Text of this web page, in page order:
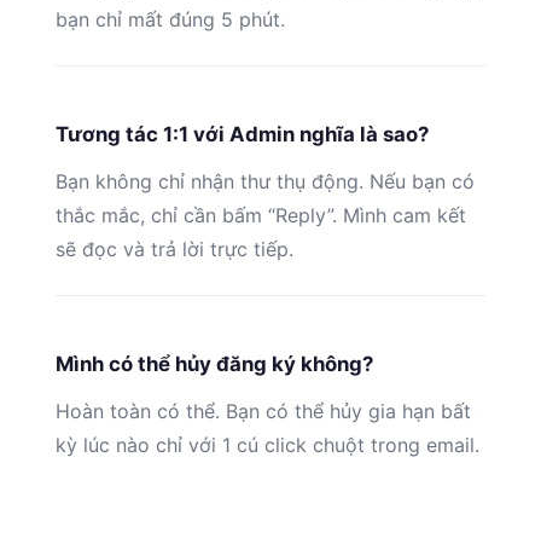
bạn chỉ mất đúng 5 phút.
Tương tác 1:1 với Admin nghĩa là sao?
Bạn không chỉ nhận thư thụ động. Nếu bạn có
thắc mắc, chỉ cần bấm “Reply”. Mình cam kết
sẽ đọc và trả lời trực tiếp.
Mình có thể hủy đăng ký không?
Hoàn toàn có thể. Bạn có thể hủy gia hạn bất
kỳ lúc nào chỉ với 1 cú click chuột trong email.